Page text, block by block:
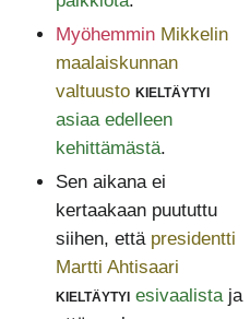
Myöhemmin Mikkelin
maalaiskunnan
valtuusto kieltäytyi
asiaa edelleen
kehittämästä.
Sen aikana ei
kertaakaan puututtu
siihen, että presidentti
Martti Ahtisaari
kieltäytyi esivaalistaja